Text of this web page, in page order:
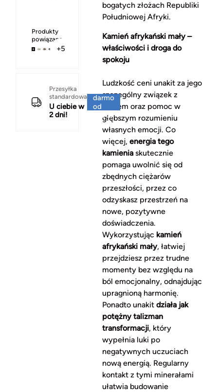
Produkty
powiązane
+5
Przesyłka
standardowa
U ciebie w
2 dni!
darmo
od
150 zł
bogatych złożach Republiki
Południowej Afryki.
Kamień afrykański mały –
właściwości i droga do
spokoju
Ludzkość ceni unakit za jego
szczególny związek z
sercem oraz pomoc w
głębszym rozumieniu
własnych emocji. Co
więcej, energia tego
kamieniaskutecznie
pomaga uwolnić się od
zbędnych ciężarów
przeszłości, przez co
odzyskasz przestrzeń na
nowe, pozytywne
doświadczenia.
Wykorzystując kamień
afrykański mały, łatwiej
przejdziesz przez trudne
momenty bez względu na
ból emocjonalny, odnajdując
upragnioną harmonię.
Ponadto unakit działa jak
potężny talizman
transformacji, który
wypełnia luki po
negatywnych uczuciach
nową energią. Regularny
kontakt z tymi minerałami
ułatwia budowanie